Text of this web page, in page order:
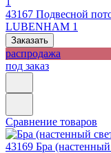
43167 Подвесной
LUBENHAM 1
Заказать
распродажа
под заказ
Сравнение товаров
43169 Бра